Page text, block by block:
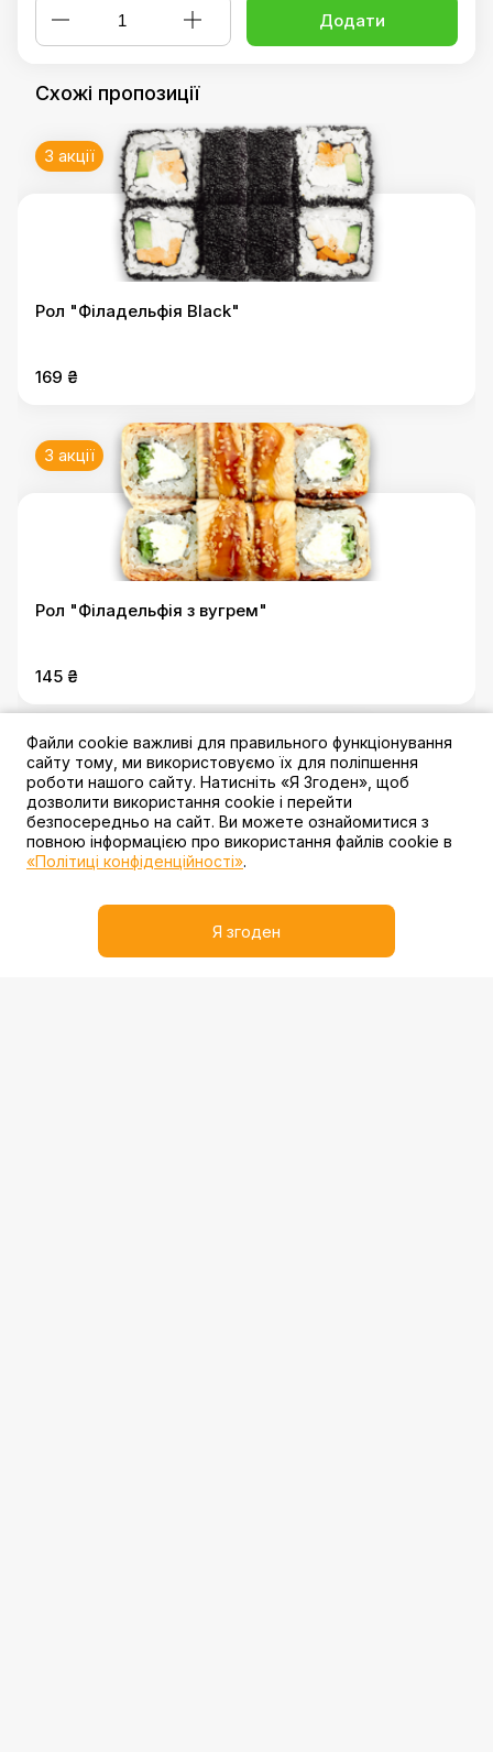
Додати
Схожі пропозиції
3 акції
Рол "Філадельфія Black"
169 ₴
3 акції
Рол "Філадельфія з вугрем"
145 ₴
3 акції
Рол "Філадельфія з тунцем"
Файли cookie важливі для правильного функціонування
сайту тому, ми використовуємо їх для поліпшення
роботи нашого сайту. Натисніть «Я Згоден», щоб
дозволити використання cookie і перейти
безпосередньо на сайт. Ви можете ознайомитися з
повною інформацією про використання файлів cookie в
«Політиці конфіденційності».
Я згоден